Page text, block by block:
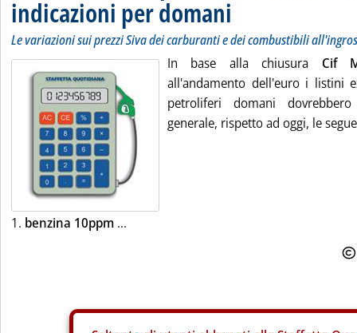
indicazioni per domani
Le variazioni sui prezzi Siva dei carburanti e dei combustibili
In base alla chiusura Cif
all'andamento dell'euro i listini
petroliferi domani
generale, rispetto ad oggi, le
1. benzina 10ppm ...